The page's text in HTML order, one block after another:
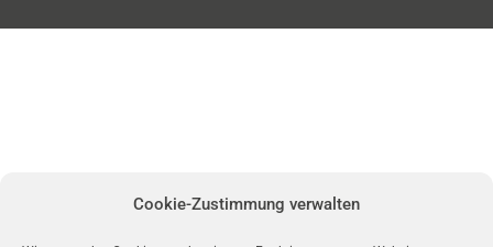
Cookie-Zustimmung verwalten